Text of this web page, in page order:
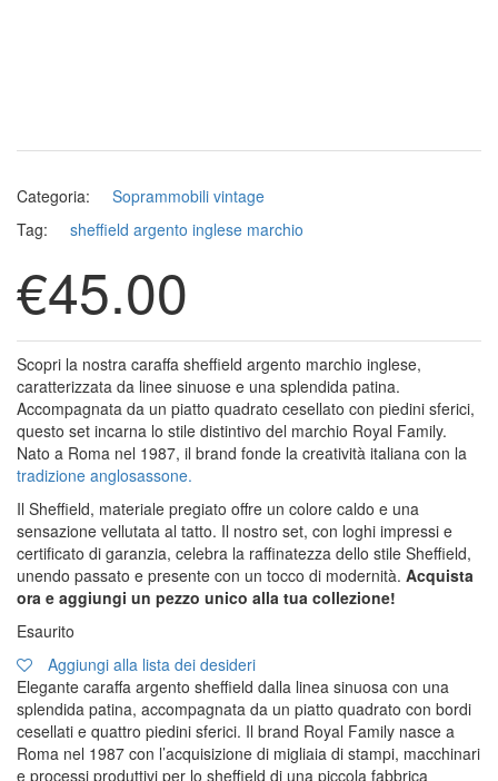
Categoria:
Soprammobili vintage
Tag:
sheffield argento inglese marchio
€45.00
Scopri la nostra caraffa sheffield argento marchio inglese,
caratterizzata da linee sinuose e una splendida patina.
Accompagnata da un piatto quadrato cesellato con piedini sferici,
questo set incarna lo stile distintivo del marchio Royal Family.
Nato a Roma nel 1987, il brand fonde la creatività italiana con la
tradizione anglosassone.
Il Sheffield, materiale pregiato offre un colore caldo e una
sensazione vellutata al tatto. Il nostro set, con loghi impressi e
certificato di garanzia, celebra la raffinatezza dello stile Sheffield,
unendo passato e presente con un tocco di modernità. Acquista
ora e aggiungi un pezzo unico alla tua collezione!
Esaurito
Aggiungi alla lista dei desideri
Elegante caraffa argento sheffield dalla linea sinuosa con una
splendida patina, accompagnata da un piatto quadrato con bordi
cesellati e quattro piedini sferici. Il brand Royal Family nasce a
Roma nel 1987 con l’acquisizione di migliaia di stampi, macchinari
e processi produttivi per lo sheffield di una piccola fabbrica